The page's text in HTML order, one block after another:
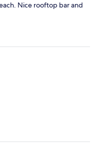
Nice rooftop bar and